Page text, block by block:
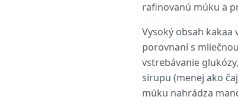
rafinovanú múku a
Vysoký obsah
porovnaní s
vstrebávanie
sirupu (menej ako
múku nahrádza